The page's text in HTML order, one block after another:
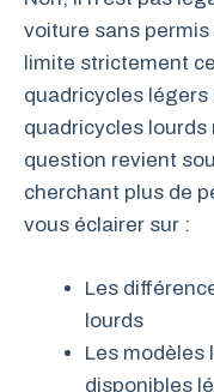
voiture sans
limite strictement
quadricycles
quadricycles lourds
question revient
cherchant plus de
vous éclairer sur :
Les
lourds
Les modèles
disponibles